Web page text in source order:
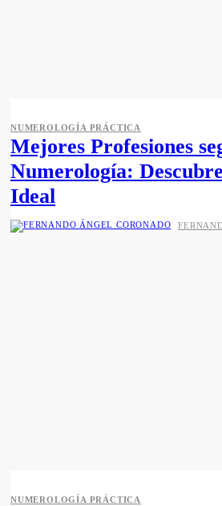
NUMEROLOGÍA PRÁCTICA
Mejores Profesiones
Numerología:
Ideal
NUMEROLOGÍA PRÁCTICA